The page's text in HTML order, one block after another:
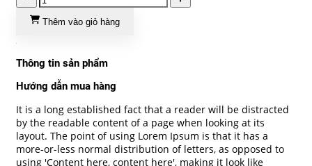
Thêm vào giỏ hàng
Thông tin sản phẩm
Hướng dẫn mua hàng
It is a long established fact that a reader will be distracted
by the readable content of a page when looking at its
layout. The point of using Lorem Ipsum is that it has a
more-or-less normal distribution of letters, as opposed to
using 'Content here, content here', making it look like